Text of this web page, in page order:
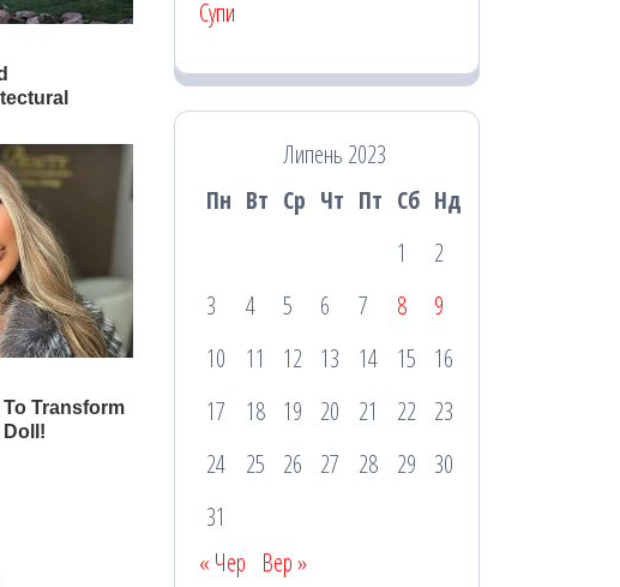
Супи
Липень 2023
Пн Вт Ср Чт Пт Сб Нд
1
2
3
4 5 6 7 8
9
10
11 12 13 14 15
16
17
18 19 20 21 22 23
24
25 26 27 28 29
30
31
« Чер Вер »